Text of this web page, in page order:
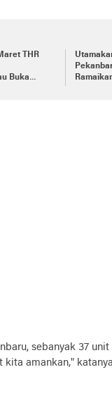
THR
Buka
sebanyak 37
amankan,"